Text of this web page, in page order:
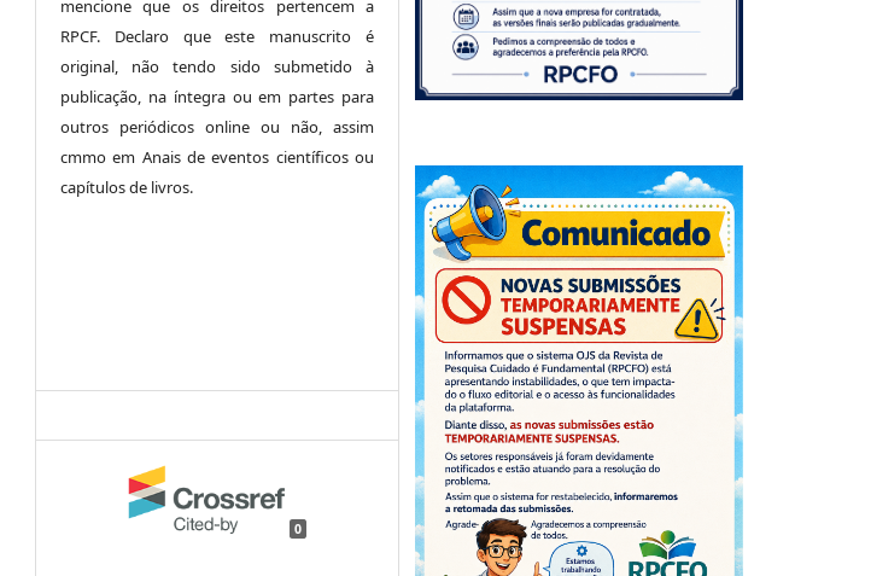
mencione que os direitos pertencem a
RPCF. Declaro que este manuscrito é
original, não tendo sido submetido à
publicação, na íntegra ou em partes para
outros periódicos online ou não, assim
cmmo em Anais de eventos científicos ou
capítulos de livros.
0